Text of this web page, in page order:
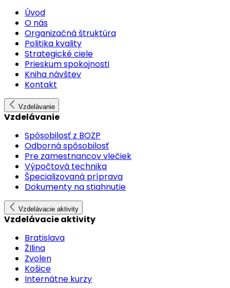
Úvod
O nás
Organizačná štruktúra
Politika kvality
Strategické ciele
Prieskum spokojnosti
Kniha návštev
Kontakt
Vzdelávanie
Vzdelávanie
Spôsobilosť z BOZP
Odborná spôsobilosť
Pre zamestnancov vlečiek
Výpočtová technika
Špecializovaná príprava
Dokumenty na stiahnutie
Vzdelávacie aktivity
Vzdelávacie aktivity
Bratislava
ŽIlina
Zvolen
Košice
Internátne kurzy